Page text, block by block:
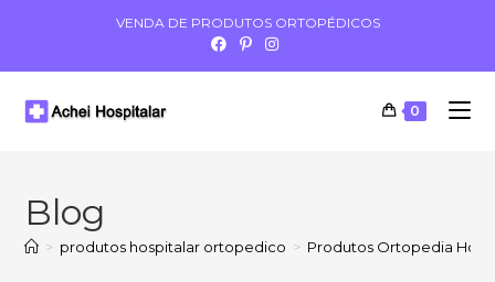
VENDA DE PRODUTOS ORTOPÉDICOS
0
Blog
> produtos hospitalar ortopedico > Produtos Ortopedia